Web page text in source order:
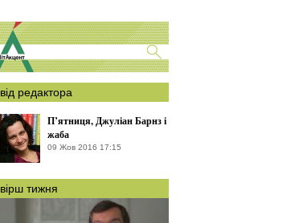
від редактора
П’ятниця, Джуліан Барнз і
жаба
09 Жов 2016 17:15
вірш тижня